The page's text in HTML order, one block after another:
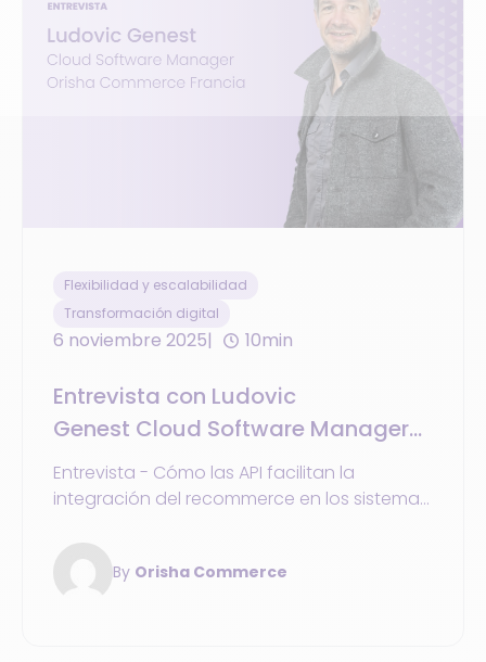
Flexibilidad y escalabilidad
Transformación digital
6 noviembre 2025 10min
Entrevista con Ludovic
Genest Cloud Software Manager
en Orisha Commerce Francia
Entrevista - Cómo las API facilitan la
integración del recommerce en los sistemas
transición hacia un comercio unificado
By Orisha Commerce